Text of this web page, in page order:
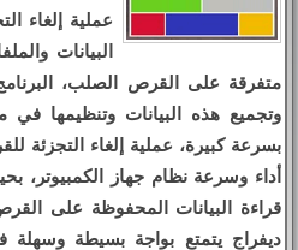
عملية إلغاء
البيانات
متفرقة على القرص الصلب،
وتجميع هذه البيانات وتنظيمها
بسرعة كبيرة، عملية إلغاء
أداء وسرعة نظام جهاز الكمبيوتر،
ديفراج يتمتع بواجة بسيطة وسهلة